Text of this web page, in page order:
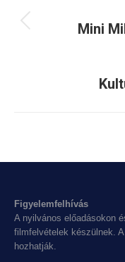
Mini
Figyelemfelhívás
A nyilvános előadásokon
filmfelvételek készülnek.
hozhatják.